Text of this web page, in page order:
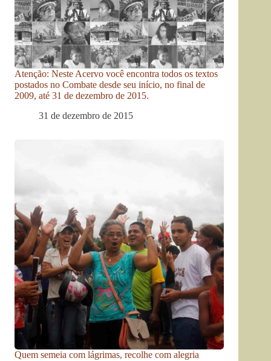
Atenção: Neste Acervo você encontra todos os textos
postados no Combate desde seu início, no final de
2009, até 31 de dezembro de 2015.
31 de dezembro de 2015
Quem semeia com lágrimas, recolhe com alegria